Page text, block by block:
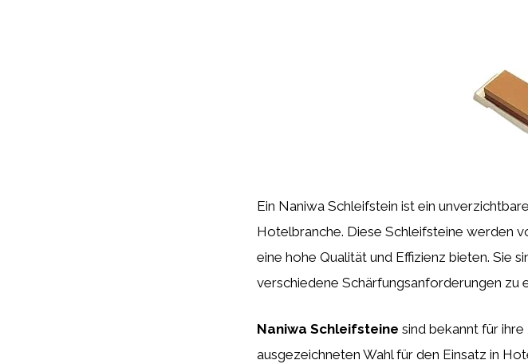
Ein Naniwa Schleifstein ist ein
Hotelbranche. Diese Schleifsteine werden
eine hohe Qualität und Effizienz bieten. Sie
verschiedene Schärfungsanforderungen zu
Naniwa Schleifsteine sind bekannt für
ausgezeichneten Wahl für den Einsatz in